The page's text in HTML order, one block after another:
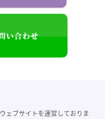
ェブサイトを運営しておりま